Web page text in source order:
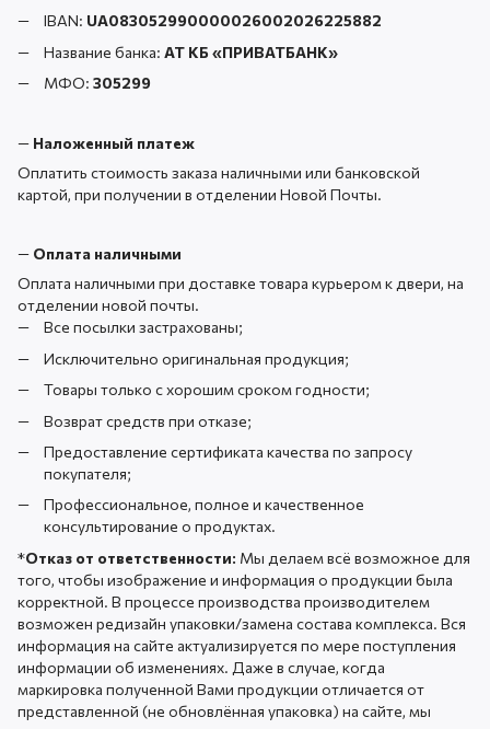
IBAN: UA083052990000026002026225882
Название банка: АТ КБ «ПРИВАТБАНК»
МФО: 305299
— Наложенный платеж
Оплатить стоимость заказа наличными или банковской
картой, при получении в отделении Новой Почты.
— Оплата наличными
Оплата наличными при доставке товара курьером к двери, на
отделении новой почты.
Все посылки застрахованы;
Исключительно оригинальная продукция;
Товары только с хорошим сроком годности;
Возврат средств при отказе;
Предоставление сертификата качества по запросу
покупателя;
Профессиональное, полное и качественное
консультирование о продуктах.
*Отказ от ответственности: Мы делаем всё возможное для
того, чтобы изображение и информация о продукции была
корректной. В процессе производства производителем
возможен редизайн упаковки/замена состава комплекса. Вся
информация на сайте актуализируется по мере поступления
информации об изменениях. Даже в случае, когда
маркировка полученной Вами продукции отличается от
представленной (не обновлённая упаковка) на сайте, мы